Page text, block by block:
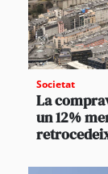
Societat
La
un 12%